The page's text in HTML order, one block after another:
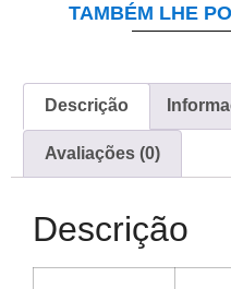
TAMBÉM LHE
Descrição
Avaliações (0)
Descrição